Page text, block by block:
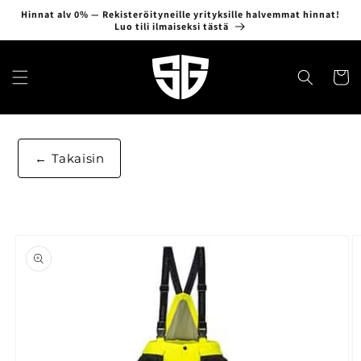
siirry
Hinnat alv 0% — Rekisteröityneille yrityksille halvemmat hinnat!
Luo tili ilmaiseksi tästä
Takaisin
tuotetietoihin